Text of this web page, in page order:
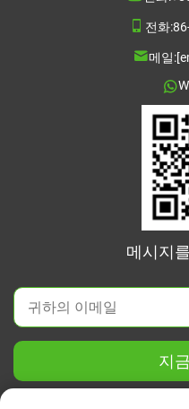
전화:
메일:
메시지
지